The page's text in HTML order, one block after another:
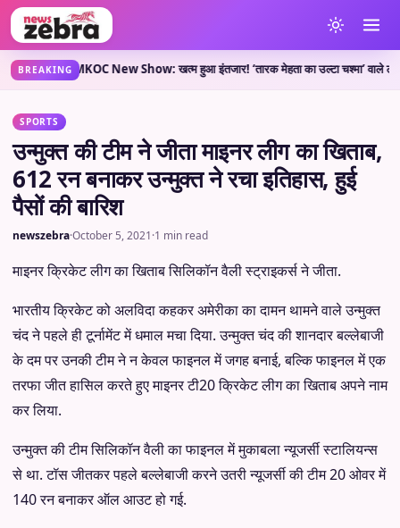
BREAKING
कहती है?•TMKOC New Show: खत्म हुआ इंतजार! ‘तारक मेहता का उल्टा चश्मा’ वाले लेकर
SPORTS
उन्मुक्त की टीम ने जीता माइनर लीग का खिताब,
612 रन बनाकर उन्मुक्त ने रचा इतिहास, हुई
पैसों की बारिश
newszebra·October 5, 2021·1 min read
माइनर क्रिकेट लीग का खिताब सिलिकॉन वैली स्ट्राइकर्स ने जीता.
भारतीय क्रिकेट को अलविदा कहकर अमेरीका का दामन थामने वाले उन्मुक्त
चंद ने पहले ही टूर्नामेंट में धमाल मचा दिया. उन्मुक्त चंद की शानदार बल्लेबाजी
के दम पर उनकी टीम ने न केवल फाइनल में जगह बनाई, बल्कि फाइनल में एक
तरफा जीत हासिल करते हुए माइनर टी20 क्रिकेट लीग का खिताब अपने नाम
कर लिया.
उन्मुक्त की टीम सिलिकॉन वैली का फाइनल में मुकाबला न्यूजर्सी स्टालियन्स
से था. टॉस जीतकर पहले बल्लेबाजी करने उतरी न्यूजर्सी की टीम 20 ओवर में
140 रन बनाकर ऑल आउट हो गई.